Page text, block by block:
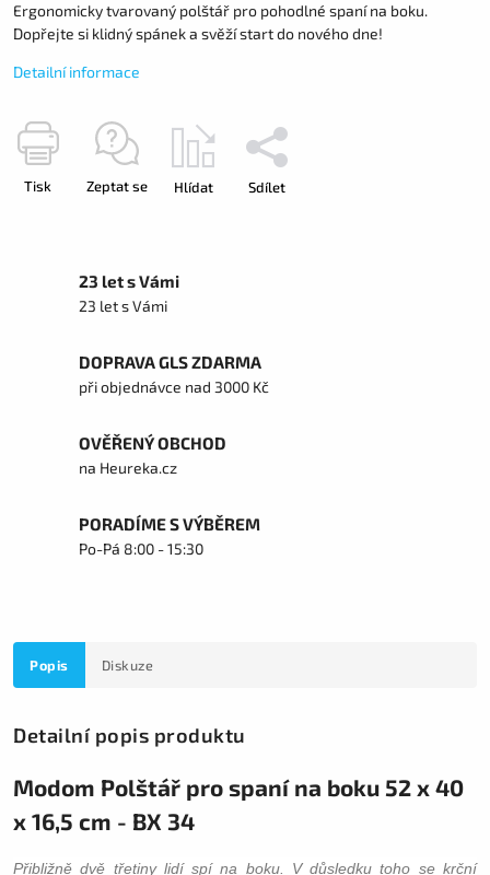
Ergonomicky tvarovaný polštář pro pohodlné spaní na boku.
Dopřejte si klidný spánek a svěží start do nového dne!
Detailní informace
Tisk Zeptat se Hlídat Sdílet
23 let s Vámi
23 let s Vámi
DOPRAVA GLS ZDARMA
při objednávce nad 3000 Kč
OVĚŘENÝ OBCHOD
na Heureka.cz
PORADÍME S VÝBĚREM
Po-Pá 8:00 - 15:30
Popis Diskuze
Detailní popis produktu
Modom Polštář pro spaní na boku 52 x 40
x 16,5 cm - BX 34
Přibližně dvě třetiny lidí spí na boku. V důsledku toho se krční